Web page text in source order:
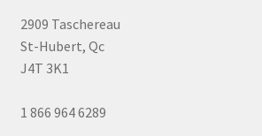
2909 Taschereau
St-Hubert, Qc
J4T 3K1
1 866 964 6289